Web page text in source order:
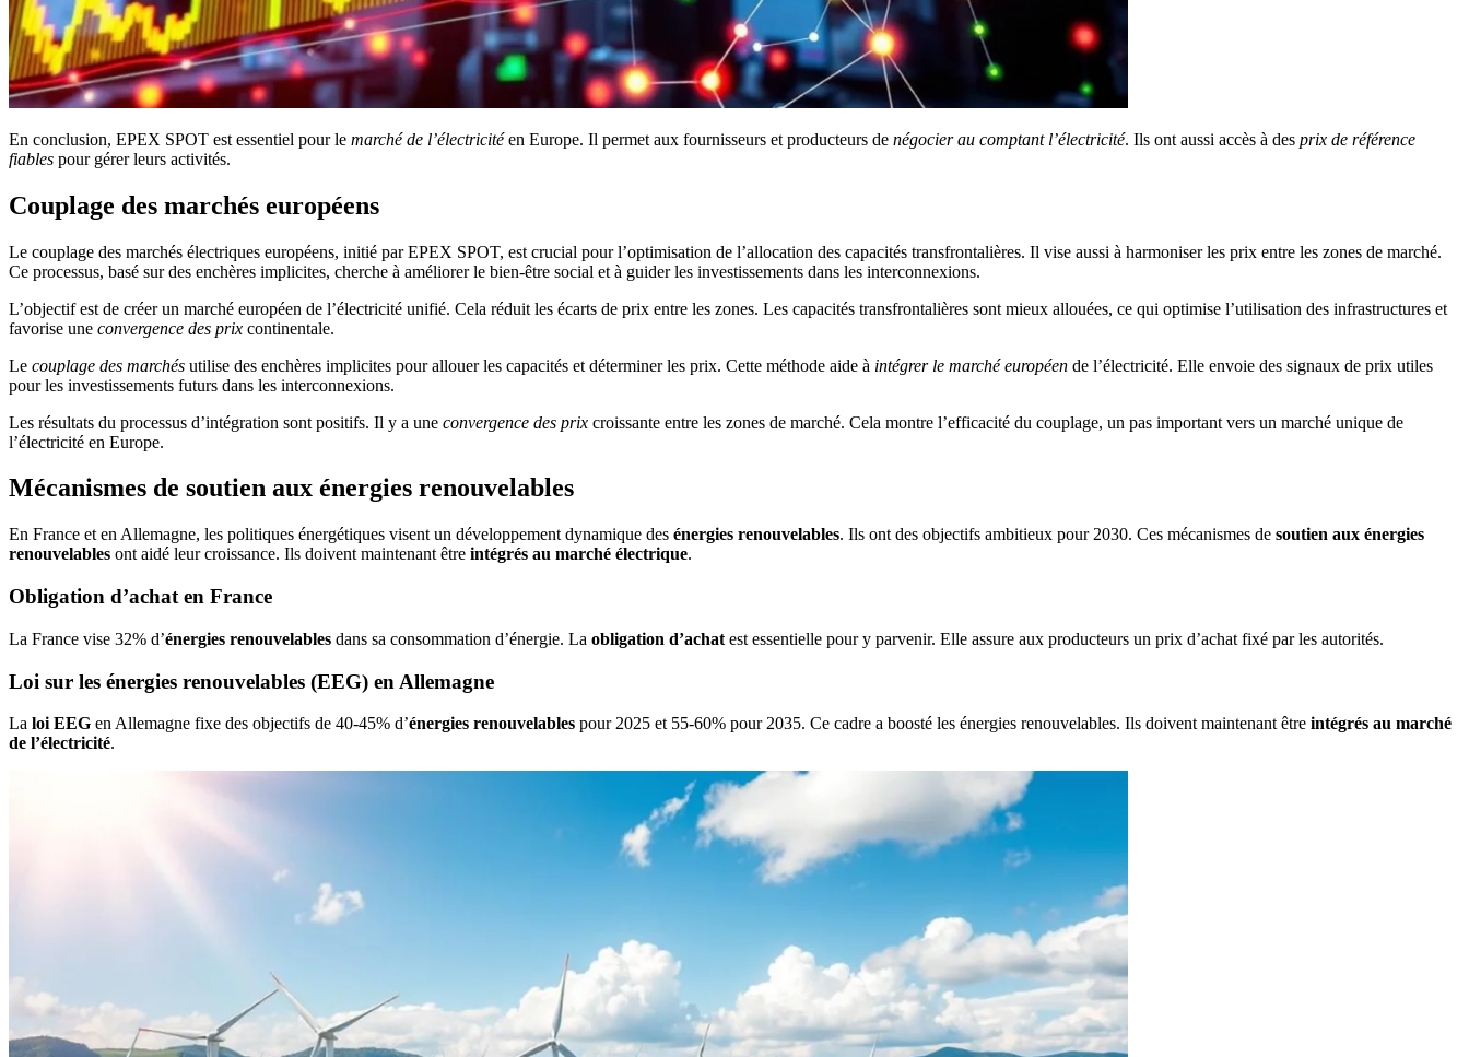
En conclusion, EPEX SPOT est essentiel pour le marché de l’électricitéen Europe. Il permet aux fournisseurs et producteurs de négocier au comptant l’électricité. Ils ont aussi accès à des prix de référence
fiables pour gérer leurs activités.
Couplage des marchés européens
Le couplage des marchés électriques européens, initié par EPEX SPOT, est crucial pour l’optimisation de l’allocation des capacités transfrontalières. Il vise aussi à harmoniser les prix entre les zones de marché.
Ce processus, basé sur des enchères implicites, cherche à améliorer le bien-être social et à guider les investissements dans les interconnexions.
L’objectif est de créer un marché européen de l’électricité unifié. Cela réduit les écarts de prix entre les zones. Les capacités transfrontalières sont mieux allouées, ce qui optimise l’utilisation des infrastructures et
favorise une convergence des prix continentale.
Le couplage des marchés utilise des enchères implicites pour allouer les capacités et déterminer les prix. Cette méthode aide à intégrer le marché européen de l’électricité. Elle envoie des signaux de prix utiles
pour les investissements futurs dans les interconnexions.
Les résultats du processus d’intégration sont positifs. Il y a une convergence des prix croissante entre les zones de marché. Cela montre l’efficacité du couplage, un pas important vers un marché unique de
l’électricité en Europe.
Mécanismes de soutien aux énergies renouvelables
En France et en Allemagne, les politiques énergétiques visent un développement dynamique des énergies renouvelables. Ils ont des objectifs ambitieux pour 2030. Ces mécanismes de soutien aux énergies
renouvelables ont aidé leur croissance. Ils doivent maintenant être intégrés au marché électrique.
Obligation d’achat en France
La France vise 32% d’énergies renouvelables dans sa consommation d’énergie. La obligation d’achat est essentielle pour y parvenir. Elle assure aux producteurs un prix d’achat fixé par les autorités.
Loi sur les énergies renouvelables (EEG) en Allemagne
La loi EEG en Allemagne fixe des objectifs de 40-45% d’énergies renouvelables pour 2025 et 55-60% pour 2035. Ce cadre a boosté les énergies renouvelables. Ils doivent maintenant être intégrés au marché
de l’électricité.